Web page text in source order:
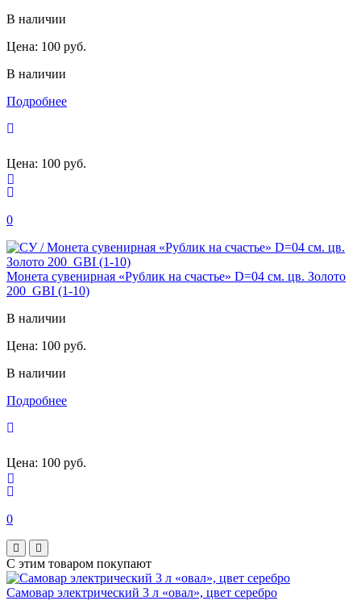
В наличии
Цена: 100 руб.
В наличии
Подробнее
Цена: 100 руб.
0
Монета сувенирная «Рублик на счастье» D=04 см. цв. Золото
200_GBI (1-10)
В наличии
Цена: 100 руб.
В наличии
Подробнее
Цена: 100 руб.
0
С этим товаром покупают
Самовар электрический 3 л «овал», цвет серебро